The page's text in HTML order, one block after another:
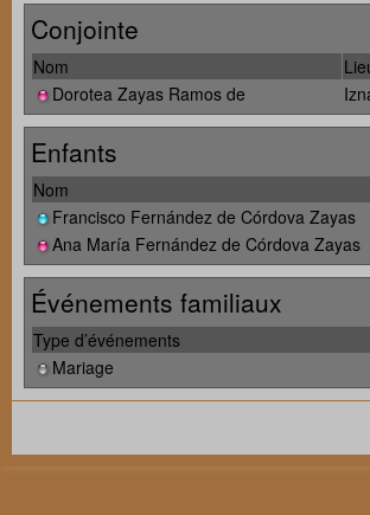
Conjointe
Nom
Dorotea Zayas Ramos de
Enfants
Nom
Francisco Fernández de Córdova Zayas
Ana María Fernández de Córdova Zayas
Événements familiaux
Type d’événements
Mariage